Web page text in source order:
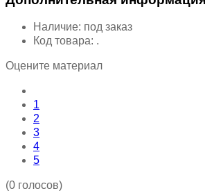
Наличие: под заказ
Код товара: .
Оцените материал
1
2
3
4
5
(0 голосов)